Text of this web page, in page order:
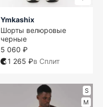
Ymkashix
Шорты велюровые
черные
5 060 ₽
1 265 ₽в Сплит
S
M